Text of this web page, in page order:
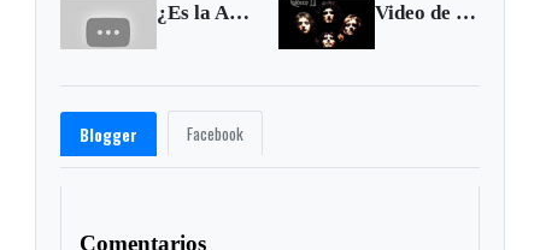
¿Es la ALIANZA del PACÍFICO una nueva POTENCIA? Video de “Bohemian Rhapsody” llegó al billón de reproducciones en Youtube
Blogger Facebook
Comentarios